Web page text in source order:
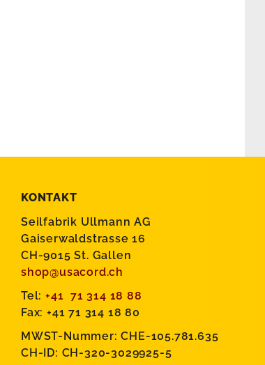
KONTAKT
Seilfabrik Ullmann AG
Gaiserwaldstrasse 16
CH-9015 St. Gallen
shop@usacord.ch
Tel: +41 71 314 18 88
Fax: +41 71 314 18 80
MWST-Nummer: CHE-105.781.635
CH-ID: CH-320-3029925-5